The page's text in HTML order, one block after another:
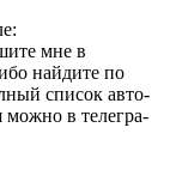
мне в
найдите по
c­­пиc­­o­­к a­­втo­­
мo­­жнo­­ в тe­­л­e­­грa­­